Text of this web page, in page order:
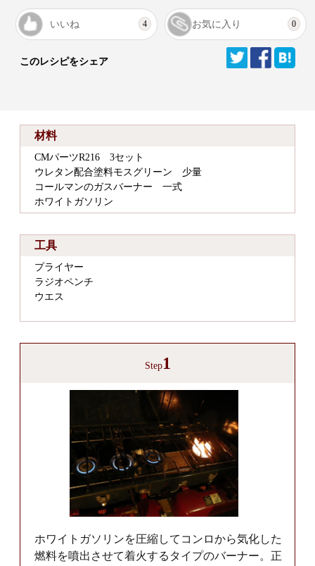
いいね 4 お気に入り 0
このレシピをシェア
材料
CMパーツR216 3セット
ウレタン配合塗料モスグリーン 少量
コールマンのガスバーナー 一式
ホワイトガソリン
工具
プライヤー
ラジオペンチ
ウエス
Step1
ホワイトガソリンを圧縮してコンロから気化した
燃料を噴出させて着火するタイプのバーナー。正